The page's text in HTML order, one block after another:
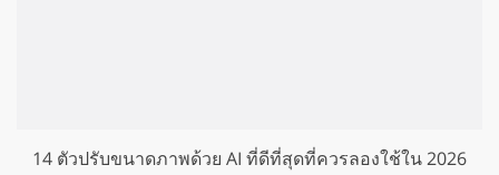
14 ตัวปรับขนาดภาพด้วย AI ที่ดีที่สุดที่ควรลองใช้ใน 2026